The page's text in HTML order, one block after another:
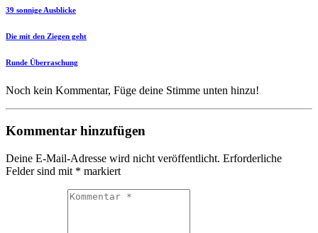
39 sonnige Ausblicke
Die mit den Ziegen geht
Runde Überraschung
Noch kein Kommentar, Füge deine Stimme unten hinzu!
Kommentar hinzufügen
Deine E-Mail-Adresse wird nicht veröffentlicht. Erforderliche
Felder sind mit * markiert